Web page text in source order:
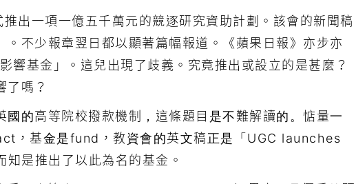
出一項一億五千萬元的競逐研究資助計劃。該會的新聞稿
不少報章翌日都以顯著篇幅報道。《蘋果日報》亦步亦
響基金」。這兒出現了歧義。究竟推出或設立的是甚麼？
了嗎？
的高等院校撥款機制，這條題目是不難解讀的。惦量一
，基金是fund，教資會的英文稿正是「UGC launches
是推出了以此為名的基金。